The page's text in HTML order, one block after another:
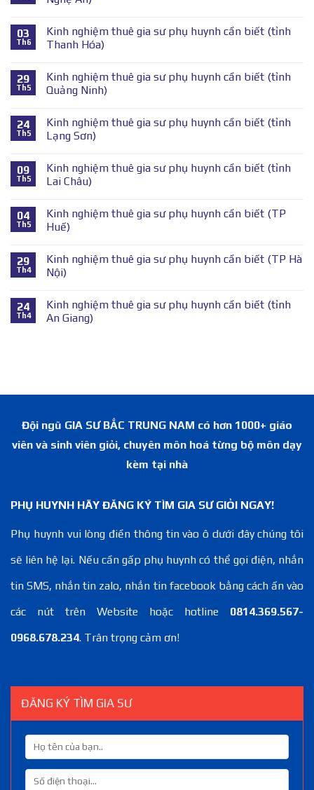
03
Th6
Kinh nghiệm thuê gia sư phụ huynh cần biết (tỉnh
Thanh Hóa)
29
Th5
Kinh nghiệm thuê gia sư phụ huynh cần biết (tỉnh
Quảng Ninh)
24
Th5
Kinh nghiệm thuê gia sư phụ huynh cần biết (tỉnh
Lạng Sơn)
09
Th5
Kinh nghiệm thuê gia sư phụ huynh cần biết (tỉnh
Lai Châu)
04
Th5
Kinh nghiệm thuê gia sư phụ huynh cần biết (TP
Huế)
29
Th4
Kinh nghiệm thuê gia sư phụ huynh cần biết (TP Hà
Nội)
24
Th4
Kinh nghiệm thuê gia sư phụ huynh cần biết (tỉnh
An Giang)
Đội ngũ GIA SƯ BẮC TRUNG NAM có hơn 1000+ giáo
viên và sinh viên giỏi, chuyên môn hoá từng bộ môn dạy
kèm tại nhà
PHỤ HUYNH HÃY ĐĂNG KÝ TÌM GIA SƯ GIỎI NGAY!
Phụ huynh vui lòng điền thông tin vào ô dưới đây chúng tôi
sẽ liên hệ lại. Nếu cần gấp phụ huynh có thể gọi điện, nhắn
tin SMS, nhắn tin zalo, nhắn tin facebook bằng cách ấn vào
các nút trên Website hoặc hotline 0814.369.567-
0968.678.234. Trân trọng cảm ơn!
ĐĂNG KÝ TÌM GIA SƯ